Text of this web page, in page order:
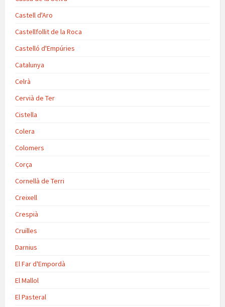
Castell d'Aro
Castellfollit de la Roca
Castelló d'Empúries
Catalunya
Celrà
Cervià de Ter
Cistella
Colera
Colomers
Corça
Cornellà de Terri
Creixell
Crespià
Cruïlles
Darnius
El Far d'Empordà
El Mallol
El Pasteral